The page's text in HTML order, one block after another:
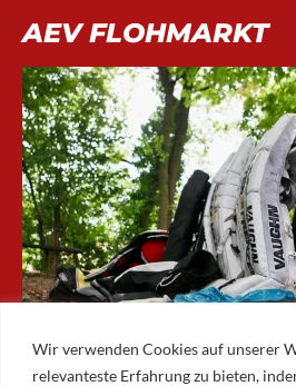
Wir verwenden Cookies auf unserer
relevanteste Erfahrung zu bieten,
AEV FLOHMARKT